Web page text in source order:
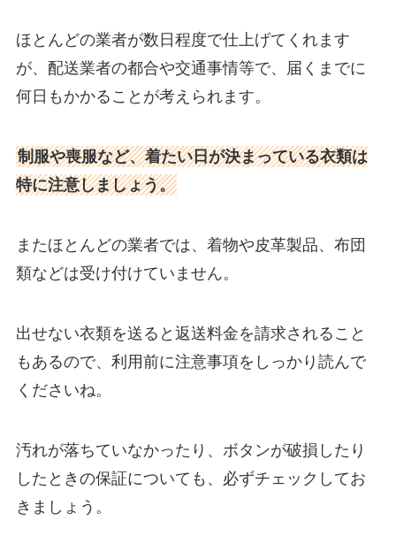
ほとんどの業者が数日程度で仕上げてくれます
が、配送業者の都合や交通事情等で、届くまでに
何日もかかることが考えられます。
制服や喪服など、着たい日が決まっている衣類は
特に注意しましょう。
またほとんどの業者では、着物や皮革製品、布団
類などは受け付けていません。
出せない衣類を送ると返送料金を請求されること
もあるので、利用前に注意事項をしっかり読んで
くださいね。
汚れが落ちていなかったり、ボタンが破損したり
したときの保証についても、必ずチェックしてお
きましょう。